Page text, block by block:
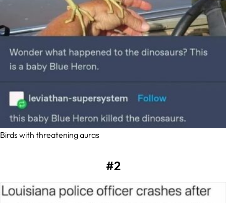
Birds with threatening auras
#2